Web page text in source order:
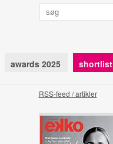
awards 2025 shortlist
RSS-feed / artikler